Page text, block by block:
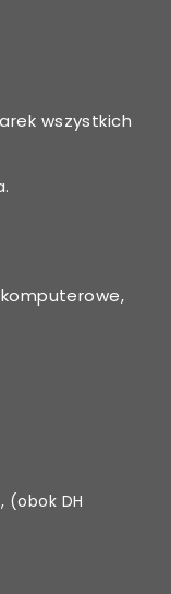
wszystkich
(obok DH